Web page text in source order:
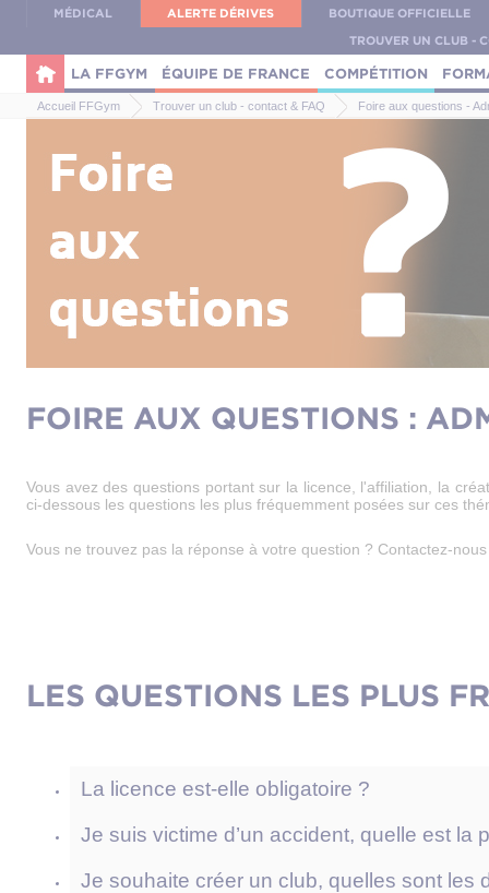
MÉDICAL ALERTE DÉRIVES BOUTIQUE OFFICIELLE
TROUVER UN CLUB -
LA FFGYM ÉQUIPE DE FRANCE COMPÉTITION
Accueil FFGym Trouver un club - contact & FAQ Foire aux questions -
FOIRE AUX QUESTIONS :
Vous avez des questions portant sur la licence, l'affiliation, la
ci-dessous les questions les plus fréquemment posées sur ces
Vous ne trouvez pas la réponse à votre question ? Contactez-
LES QUESTIONS LES PLUS
La licence est-elle obligatoire ?
Je suis victime d’un accident, quelle est la
Je souhaite créer un club, quelles sont les
Panneau de gestion des cookies